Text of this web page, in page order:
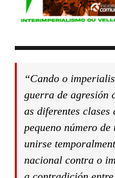
“Cando o
guerra de agresión
as diferentes clases
pequeno número
unirse
nacional contra o